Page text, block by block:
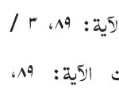
: ۸۹، ۳ /
الآیۃ: ۸۹،